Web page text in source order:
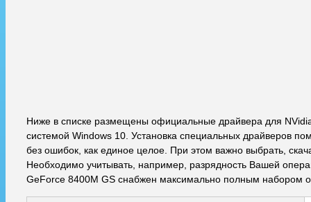
Ниже в списке размещены официальные драйвера для
системой Windows 10. Установка специальных драйверов
без ошибок, как единое целое. При этом важно выбрать,
Необходимо учитывать, например, разрядность Вашей
GeForce 8400M GS снабжен максимально полным набором